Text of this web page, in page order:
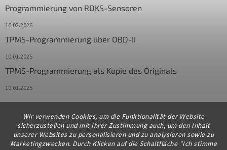
Wir verwenden Cookies, um die Funktionalität der Website
sicherzustellen und mit Ihrer Zustimmung auch, um den Inhalt
unserer Websites zu personalisieren und zu analysieren sowie zu
Marketingzwecken. Durch Klicken auf die Schaltfläche "Ich stimme
Programmierung von RDKS-Sensoren
16.02.2026
TPMS-Programmierung über OBD-II
10.01.2025
TPMS-Programmierung als Kopie des Originals
10.01.2025
Kontakt
info@diagstore.de